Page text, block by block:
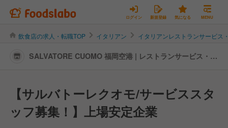
ログイン 新規登録 気になる MENU
飲食店の求人・転職TOP イタリアン イタリアンレストランサービス
SALVATORE CUOMO 福岡空港 | レストランサービス・ホ
【サルバトーレクオモ/サービススタ
ッフ募集！】上場安定企業